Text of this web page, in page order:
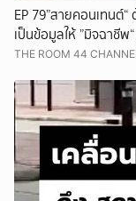
EP 79”สายคอนเทนต์
เป็นข้อมูลให้ ”มิจฉาชีพ“
THE ROOM 44